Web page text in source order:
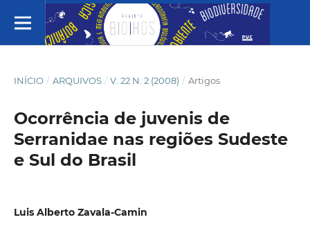
INÍCIO / ARQUIVOS / V. 22 N. 2 (2008) / Artigos
Ocorrência de juvenis de
Serranidae nas regiões Sudeste
e Sul do Brasil
Luis Alberto Zavala-Camin